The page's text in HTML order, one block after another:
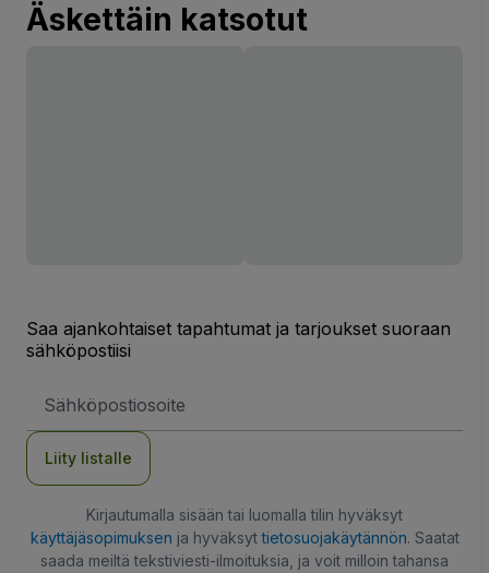
Äskettäin katsotut
Saa ajankohtaiset tapahtumat ja tarjoukset suoraan
sähköpostiisi
Liity listalle
Kirjautumalla sisään tai luomalla tilin hyväksyt
käyttäjäsopimuksen ja hyväksyttietosuojakäytännön. Saatat
saada meiltä tekstiviesti-ilmoituksia, ja voit milloin tahansa